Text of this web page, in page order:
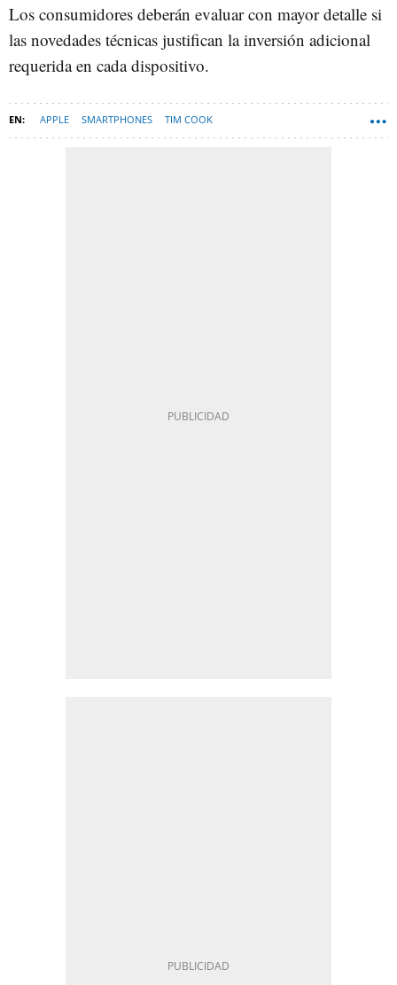
Los consumidores deberán evaluar con mayor detalle si
las novedades técnicas justifican la inversión adicional
requerida en cada dispositivo.
APPLE SMARTPHONES TIM COOK